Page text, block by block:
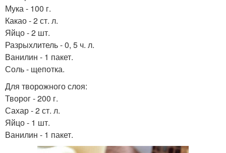
Мука - 100 г.
Какао - 2 ст. л.
Яйцо - 2 шт.
Разрыхлитель - 0, 5 ч. л.
Ванилин - 1 пакет.
Соль - щепотка.
Для творожного слоя:
Творог - 200 г.
Сахар - 2 ст. л.
Яйцо - 1 шт.
Ванилин - 1 пакет.